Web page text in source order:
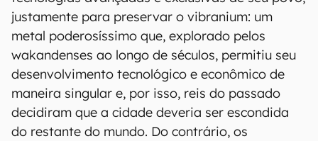
justamente para preservar o vibranium: um
metal poderosíssimo que, explorado pelos
wakandenses ao longo de séculos, permitiu seu
desenvolvimento tecnológico e econômico de
maneira singular e, por isso, reis do passado
decidiram que a cidade deveria ser escondida
do restante do mundo. Do contrário, os